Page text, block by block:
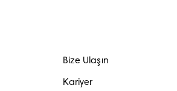
Bize Ulaşın
Kariyer